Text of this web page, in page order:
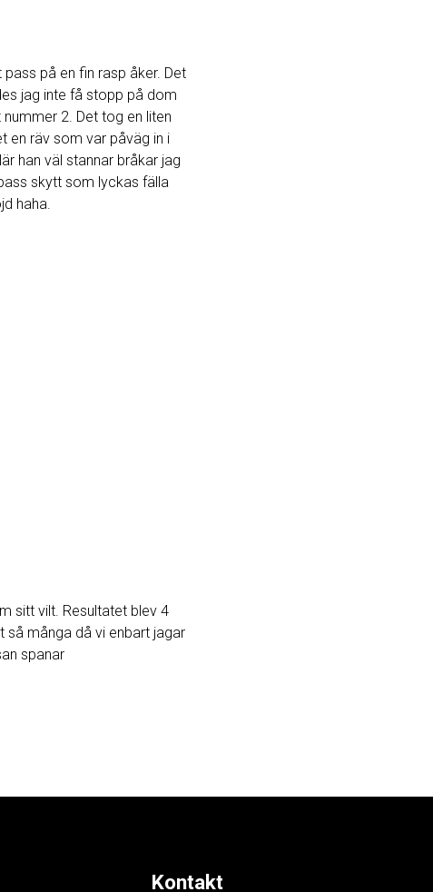
på en fin rasp åker. Det
jag inte få stopp på dom
2. Det tog en liten
en räv som var påväg in i
han väl stannar bråkar jag
skytt som lyckas fälla
haha.
sitt vilt. Resultatet blev 4
så många då vi enbart jagar
spanar
Kontakt